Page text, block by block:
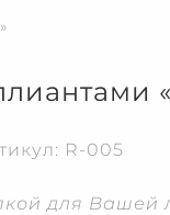
R-005
для Вашей